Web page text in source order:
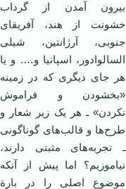
بیرون آمدن از گرداب
خشونت از هند، آفریقای
جنوبی، آرژانتین، شیلی
السالوادور، اسپانیا و…. و یا
هر جای دیگری که در زمینه
«بخشودن و فراموش
نکردن» ـ هر یک زیر شعار و
طرح‌ها و قالب‌های گوناگونی
ـ تجربه‌های مثبتی دارند،
نیاموزیم؟ اما پیش از آنکه
موضوع اصلی را در بارة